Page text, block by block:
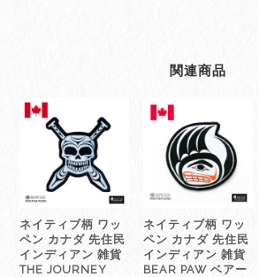
5
枚
個
関連商品
ネイティブ柄 ワッ
ペン カナダ 先住民
インディアン 雑貨
THE JOURNEY
ネイティブ柄 ワッ
ペン カナダ 先住民
インディアン 雑貨
BEAR PAW ベアー